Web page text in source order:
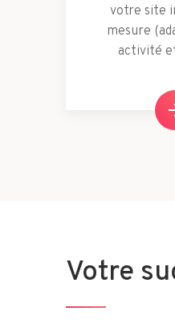
votre site
mesure
activité
Votre